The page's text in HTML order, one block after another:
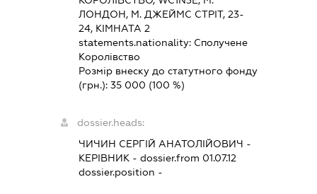
ЛОНДОН, М. ДЖЕЙМС СТРІТ, 23-
24, КІМНАТА 2
statements.nationality: Сполучене
Королівство
Розмір внеску до статутного фонду
(грн.):35 000 (100 %)
dossier.heads:
ЧИЧИН СЕРГІЙ АНАТОЛІЙОВИЧ -
КЕРІВНИК - dossier.from 01.07.12
dossier.position -